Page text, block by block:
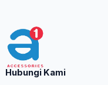
Hubungi Kami